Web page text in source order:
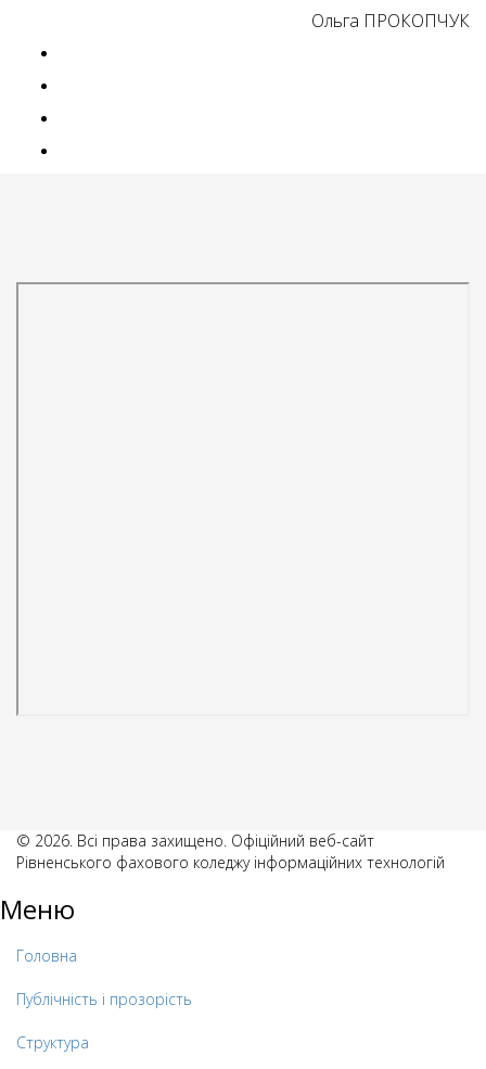
Ольга ПРОКОПЧУК
© 2026. Всі права захищено. Офіційний веб-сайт
Рівненського фахового коледжу інформаційних технологій
Меню
Головна
Публічність і прозорість
Структура